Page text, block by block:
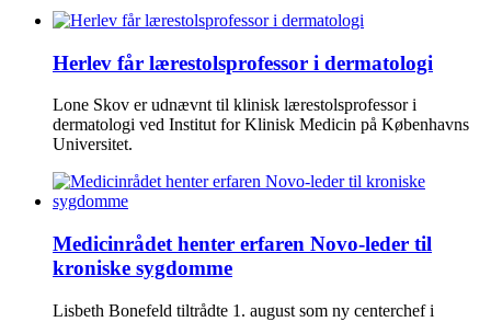
Herlev får lærestolsprofessor i dermatologi
Lone Skov er udnævnt til klinisk lærestolsprofessor i
dermatologi ved Institut for Klinisk Medicin på Københavns
Universitet.
Medicinrådet henter erfaren Novo-leder til
kroniske sygdomme
Lisbeth Bonefeld tiltrådte 1. august som ny centerchef i